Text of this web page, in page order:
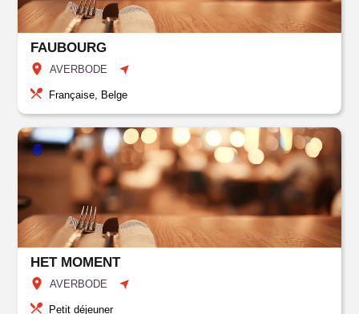
FAUBOURG
AVERBODE
Française, Belge
HET MOMENT
AVERBODE
Petit déjeuner